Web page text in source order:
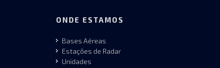
ONDE ESTAMOS
Bases Aéreas
Estações de Radar
Unidades